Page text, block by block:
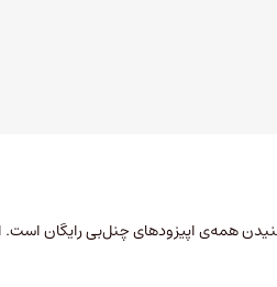
همه‌ی اپیزودهای چنل‌بی رایگان است.